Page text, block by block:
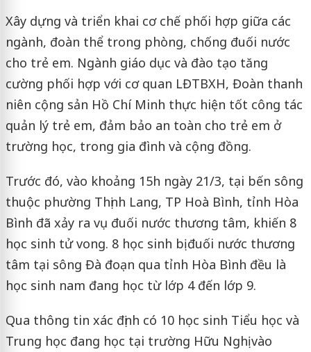
Xây dựng và triển khai cơ chế phối hợp giữa các
ngành, đoàn thể trong phòng, chống đuối nước
cho trẻ em. Ngành giáo dục và đào tạo tăng
cường phối hợp với cơ quan LĐTBXH, Đoàn thanh
niên cộng sản Hồ Chí Minh thực hiện tốt công tác
quản lý trẻ em, đảm bảo an toàn cho trẻ em ở
trường học, trong gia đình và cộng đồng.
Trước đó, vào khoảng 15h ngày 21/3, tại bến sông
thuộc phường Thịnh Lang, TP Hoà Bình, tỉnh Hòa
Bình đã xảy ra vụ đuối nước thương tâm, khiến 8
học sinh tử vong. 8 học sinh bị đuối nước thương
tâm tại sông Đà đoạn qua tỉnh Hòa Bình đều là
học sinh nam đang học từ lớp 4 đến lớp 9.
Qua thông tin xác định có 10 học sinh Tiểu học và
Trung học đang học tại trường Hữu Nghị vào